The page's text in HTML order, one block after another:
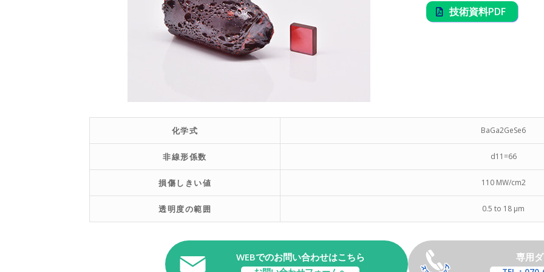
技術資料PDF
化学式 BaGa2GeSe6
非線形係数 d11=66
損傷しきい値 110 MW/cm2
透明度の範囲 0.5 to 18 μm
WEBでのお問い合わせはこちら 専用